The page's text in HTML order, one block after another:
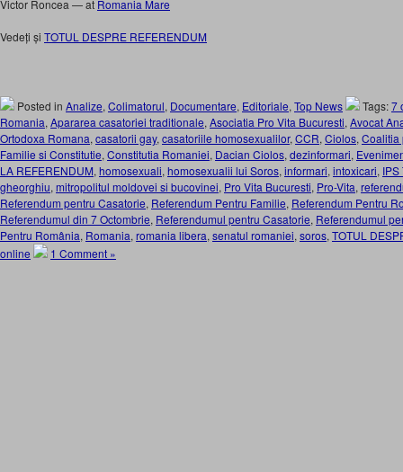
Victor Roncea — at Romania Mare
Vedeți și TOTUL DESPRE REFERENDUM
Posted in Analize, Colimatorul, Documentare, Editoriale, Top News Tags:7
Romania, Apararea casatoriei traditionale, Asociatia Pro Vita Bucuresti, Avocat
Ortodoxa Romana, casatorii gay, casatoriile homosexualilor, CCR, Ciolos, Coalitia
Familie si Constitutie, Constitutia Romaniei, Dacian Ciolos, dezinformari,
LA REFERENDUM, homosexuali, homosexualii lui Soros, informari, intoxicari, IPS
gheorghiu, mitropolitul moldovei si bucovinei, Pro Vita Bucuresti, Pro-Vita,
Referendum pentru Casatorie, Referendum Pentru Familie, Referendum Pentru
Referendumul din 7 Octombrie, Referendumul pentru Casatorie, Referendumul
Pentru România, Romania, romania libera, senatul romaniei, soros, TOTUL
online
1 Comment »